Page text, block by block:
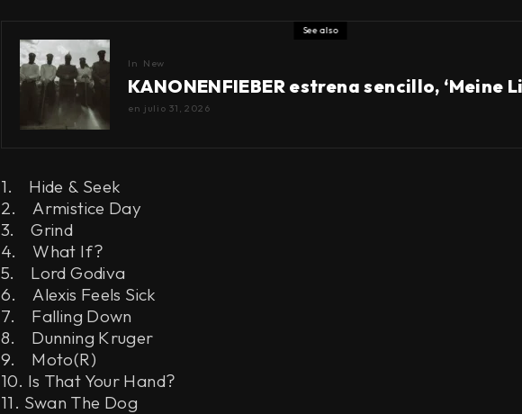
See also
In New
KANONENFIEBER estrena sencillo, ‘Meine
en julio 31, 2026
1. Hide & Seek
2. Armistice Day
3. Grind
4. What If?
5. Lord Godiva
6. Alexis Feels Sick
7. Falling Down
8. Dunning Kruger
9. Moto(R)
10. Is That Your Hand?
11. Swan The Dog